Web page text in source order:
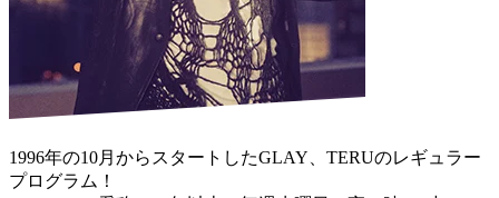
1996年の10月からスタートしたGLAY、TERUのレギュラー
プログラム！